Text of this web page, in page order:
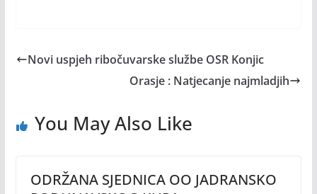
Novi uspjeh ribočuvarske službe OSR Konjic
Orasje : Natjecanje najmladjih
You May Also Like
ODRŽANA SJEDNICA OO JADRANSKO